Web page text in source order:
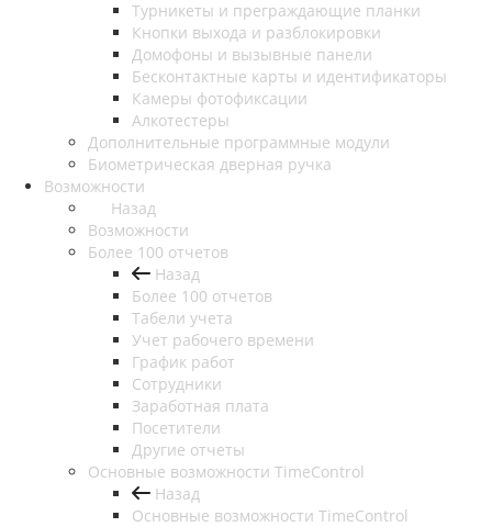
Турникеты и преграждающие планки
Кнопки выхода и разблокировки
Домофоны и вызывные панели
Бесконтактные карты и идентификаторы
Камеры фотофиксации
Алкотестеры
Дополнительные программные модули
Биометрическая дверная ручка
Возможности
Назад
Возможности
Более 100 отчетов
Назад
Более 100 отчетов
Табели учета
Учет рабочего времени
График работ
Сотрудники
Заработная плата
Посетители
Другие отчеты
Основные возможности TimeControl
Назад
Основные возможности TimeControl